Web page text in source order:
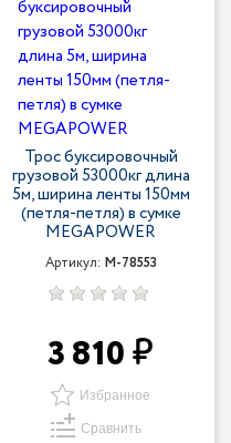
Трос буксировочный
грузовой 53000кг длина
5м, ширина ленты 150мм
(петля-петля) в сумке
MEGAPOWER
Артикул: M-78553
3 810
Избранное
Сравнить